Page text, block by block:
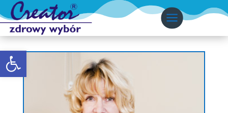
Otwórz pasek narzędzi